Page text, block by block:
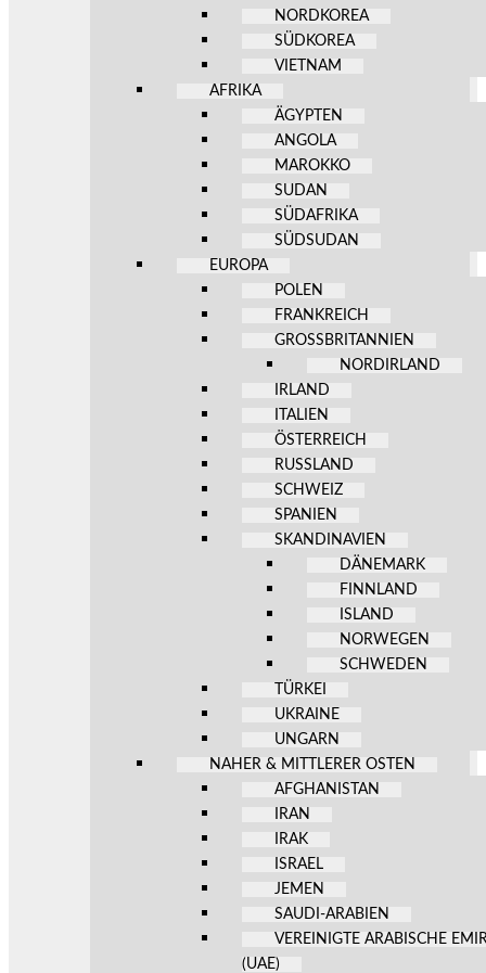
NORDKOREA
SÜDKOREA
VIETNAM
AFRIKA
ÄGYPTEN
ANGOLA
MAROKKO
SUDAN
SÜDAFRIKA
SÜDSUDAN
EUROPA
POLEN
FRANKREICH
GROSSBRITANNIEN
NORDIRLAND
IRLAND
ITALIEN
ÖSTERREICH
RUSSLAND
SCHWEIZ
SPANIEN
SKANDINAVIEN
DÄNEMARK
FINNLAND
ISLAND
NORWEGEN
SCHWEDEN
TÜRKEI
UKRAINE
UNGARN
NAHER & MITTLERER OSTEN
AFGHANISTAN
IRAN
IRAK
ISRAEL
JEMEN
SAUDI-ARABIEN
VEREINIGTE ARABISCHE
(UAE)